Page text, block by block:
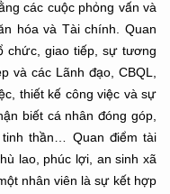
các cuộc phỏng vấn và
hóa và Tài chính. Quan
chức, giao tiếp, sự tương
và các Lãnh đạo, CBQL,
thiết kế công việc và sự
biết cá nhân đóng góp,
thần… Quan điểm tài
lao, phúc lợi, an sinh xã
nhân viên là sự kết hợp